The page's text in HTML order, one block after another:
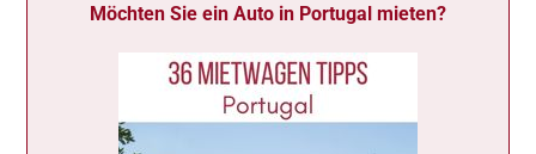
Möchten Sie ein Auto in Portugal mieten?